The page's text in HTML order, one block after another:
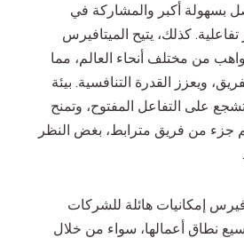
بسهولة أكبر والمشاركة في
كذلك، يتيح الميتافيرس
من مختلف أنحاء العالم، مما
ويعزز القدرة التنافسية. بيئة
على التفاعل المفتوح، وتمنح
جزء من فريق مترابط، بغض النظر
إمكانيات هائلة للشركات
نطاق أعمالها، سواء من خلال